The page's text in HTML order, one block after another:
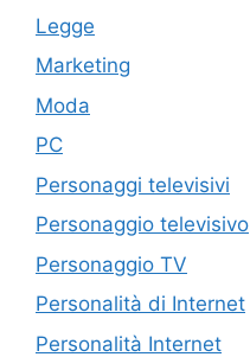
Legge
Marketing
Moda
PC
Personaggi televisivi
Personaggio televisivo
Personaggio TV
Personalità di Internet
Personalità Internet